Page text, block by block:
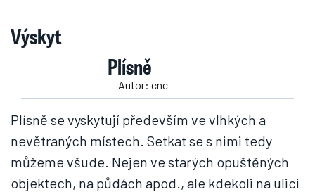
Výskyt
Plísně
Autor: cnc
Plísně se vyskytují především ve vlhkých a
nevětraných místech. Setkat se s nimi tedy
můžeme všude. Nejen ve starých opuštěných
objektech, na půdách apod., ale kdekoli na ulici